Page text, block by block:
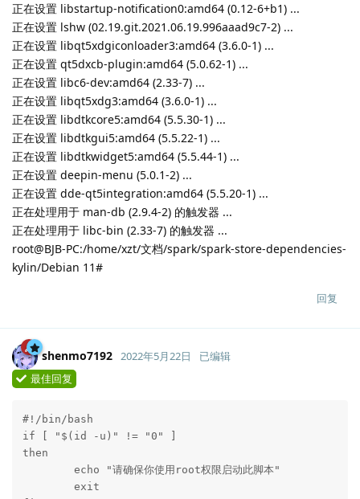
正在设置 libstartup-notification0:amd64 (0.12-6+b1) ...
正在设置 lshw (02.19.git.2021.06.19.996aaad9c7-2) ...
正在设置 libqt5xdgiconloader3:amd64 (3.6.0-1) ...
正在设置 qt5dxcb-plugin:amd64 (5.0.62-1) ...
正在设置 libc6-dev:amd64 (2.33-7) ...
正在设置 libqt5xdg3:amd64 (3.6.0-1) ...
正在设置 libdtkcore5:amd64 (5.5.30-1) ...
正在设置 libdtkgui5:amd64 (5.5.22-1) ...
正在设置 libdtkwidget5:amd64 (5.5.44-1) ...
正在设置 deepin-menu (5.0.1-2) ...
正在设置 dde-qt5integration:amd64 (5.5.20-1) ...
正在处理用于 man-db (2.9.4-2) 的触发器 ...
正在处理用于 libc-bin (2.33-7) 的触发器 ...
root@BJB-PC:/home/xzt/文档/spark/spark-store-dependencies-
kylin/Debian 11#
回复
shenmo7192 2022年5月22日
已编辑
最佳回复
#!/bin/bash
if [ "$(id -u)" != "0" ]
then